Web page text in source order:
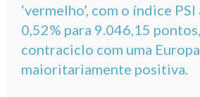
‘vermelho’, com o índice PSI
0,52% para 9.046,15
contraciclo com uma Europa
maioritariamente positiva.